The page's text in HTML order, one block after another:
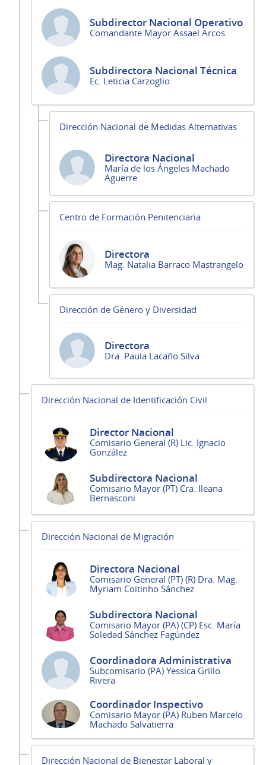
Subdirector Nacional Operativo
Comandante Mayor Assael Arcos
Subdirectora Nacional Técnica
Ec. Leticia Carzoglio
Dirección Nacional de Medidas Alternativas
Directora Nacional
María de los Ángeles Machado
Aguerre
Centro de Formación Penitenciaria
Directora
Mag. Natalia Barraco Mastrangelo
Dirección de Género y Diversidad
Directora
Dra. Paula Lacaño Silva
Dirección Nacional de Identificación Civil
Director Nacional
Comisario General (R) Lic. Ignacio
González
Subdirectora Nacional
Comisario Mayor (PT) Cra. Ileana
Bernasconi
Dirección Nacional de Migración
Directora Nacional
Comisario General (PT) (R) Dra. Mag.
Myriam Coitinho Sánchez
Subdirectora Nacional
Comisario Mayor (PA) (CP) Esc. María
Soledad Sánchez Fagúndez
Coordinadora Administrativa
Subcomisario (PA) Yessica Grillo
Rivera
Coordinador Inspectivo
Comisario Mayor (PA) Ruben Marcelo
Machado Salvatierra
Dirección Nacional de Bienestar Laboral y